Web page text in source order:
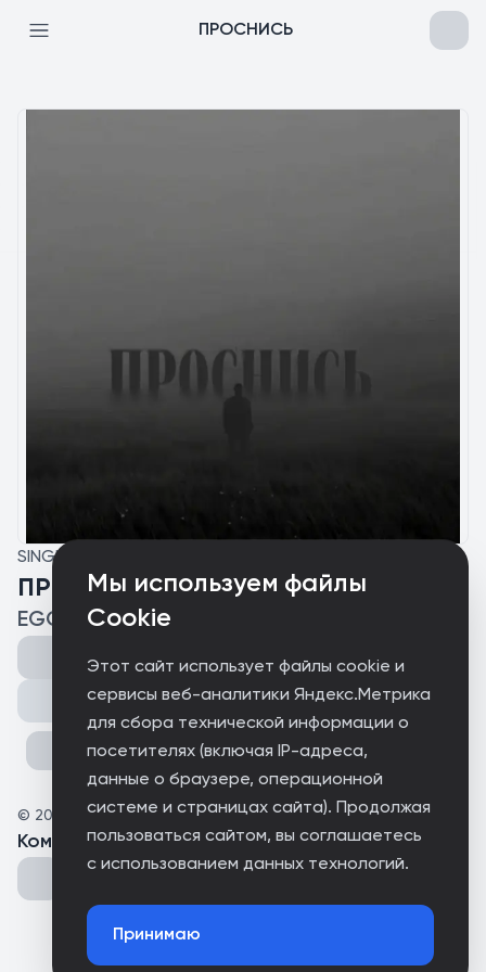
Мы используем файлы
Cookie
Этот сайт использует файлы cookie и
сервисы веб-аналитики Яндекс.Метрика
для сбора технической информации о
посетителях (включая IP-адреса,
данные о браузере, операционной
системе и страницах сайта). Продолжая
пользоваться сайтом, вы соглашаетесь
с использованием данных технологий.
Принимаю
ПРОСНИСЬ
SINGLE
ПРОСНИСЬ
EGO IST
Поделиться
© 2026 EnDiSt
Комментарии(0 )